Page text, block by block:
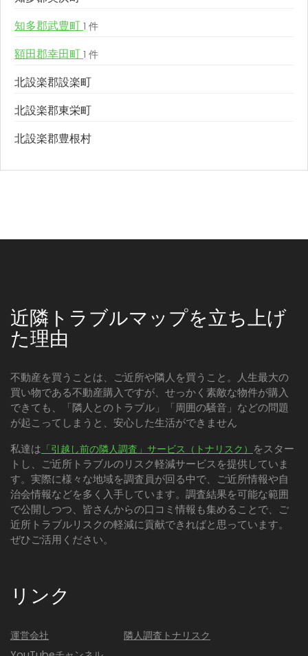
知多郡武豊町 1 件
額田郡幸田町 1 件
北設楽郡設楽町
北設楽郡東栄町
北設楽郡豊根村
近隣トラブルマップを立ち上げ
た理由
不動産を買うことは、ご近所や隣人を買うこと。人生最大の
買い物である不動産購入ですが、せっかく素敵な物件が購入
できても、「隣人とのトラブル」「周囲の騒音」などの問題
が起こってしまうと、安心した生活ができません
私達は 「引越し前の隣人調査」サービス（トナリスク） をスター
トし、ご近所トラブルのリスク軽減サービスを提供していま
す。実際に様々な地域を調査員が回る中で、ご近所情報や自
治会情報などを多く入手しています。調査結果を可能な範囲
で公開しつつ、皆さんからの口コミ情報も集めることで、ご
近所トラブルリスクの軽減に貢献できればと思っています。
ぜひご活用ください。
リンク
運営会社
隣人調査トナリスク